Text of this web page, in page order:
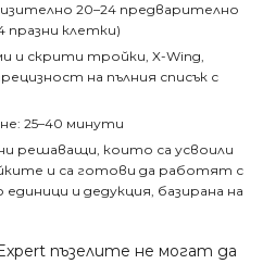
20–24 предварително
празни клетки)
и скрити тройки, X-Wing,
на пълния списък с
: 25–40 минути
решаващи, които са усвоили
и са готови да работят с
и дедукция, базирана на
пъзелите не могат да